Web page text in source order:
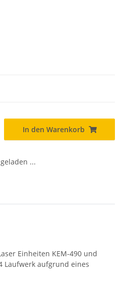
In den Warenkorb
...
Einheiten KEM-490 und
Laufwerk aufgrund eines